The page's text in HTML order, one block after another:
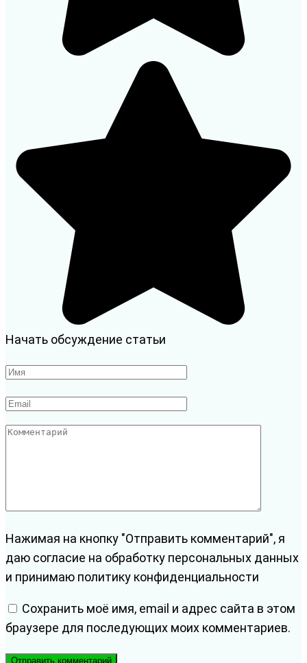
Начать обсуждение статьи
Имя
Email
Комментарий
Нажимая на кнопку "Отправить комментарий", я
даю согласие на обработку персональных данных
и принимаю политику конфиденциальности
Сохранить моё имя, email и адрес сайта в этом
браузере для последующих моих комментариев.